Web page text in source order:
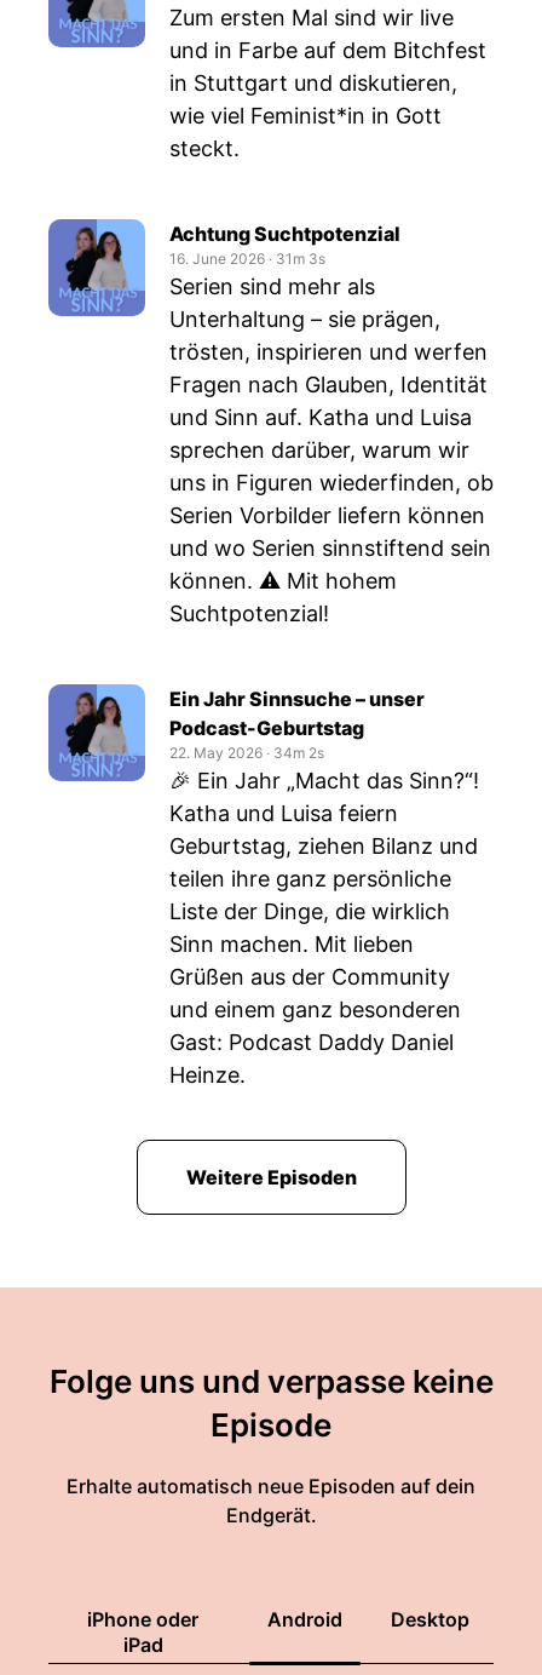
Zum ersten Mal sind wir live
und in Farbe auf dem Bitchfest
in Stuttgart und diskutieren,
wie viel Feminist*in in Gott
steckt.
Achtung Suchtpotenzial
16. June 2026 ‧ 31m 3s
Serien sind mehr als
Unterhaltung – sie prägen,
trösten, inspirieren und werfen
Fragen nach Glauben, Identität
und Sinn auf. Katha und Luisa
sprechen darüber, warum wir
uns in Figuren wiederfinden, ob
Serien Vorbilder liefern können
und wo Serien sinnstiftend sein
können. ⚠️ Mit hohem
Suchtpotenzial!
Ein Jahr Sinnsuche – unser
Podcast-Geburtstag
22. May 2026 ‧ 34m 2s
🎉 Ein Jahr „Macht das Sinn?“!
Katha und Luisa feiern
Geburtstag, ziehen Bilanz und
teilen ihre ganz persönliche
Liste der Dinge, die wirklich
Sinn machen. Mit lieben
Grüßen aus der Community
und einem ganz besonderen
Gast: Podcast Daddy Daniel
Heinze.
Weitere Episoden
Folge uns und verpasse keine
Episode
Erhalte automatisch neue Episoden auf dein
Endgerät.
iPhone oder
iPad
Android Desktop